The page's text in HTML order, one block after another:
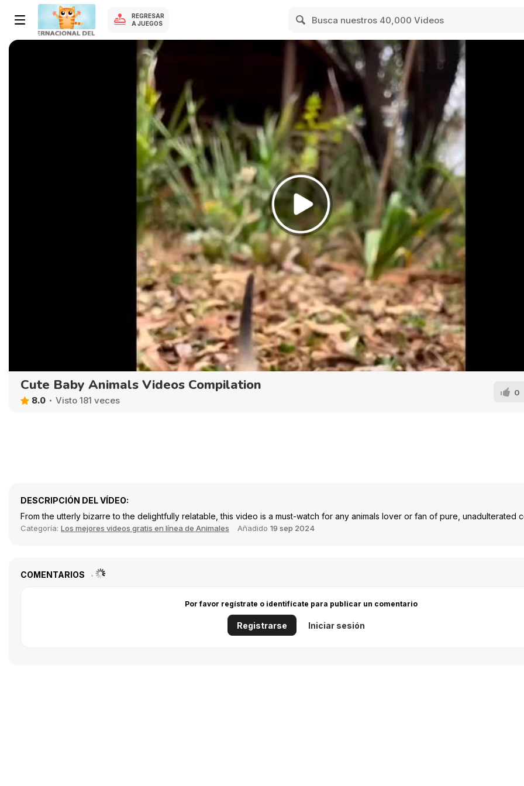
REGRESAR
A JUEGOS
Cute Baby Animals Videos Compilation
8.0 Visto 181 veces
0
DESCRIPCIÓN DEL VÍDEO:
From the utterly bizarre to the delightfully relatable, this video is a must-watch for any animals lover or fan of pure, unadulterated
Categoría: Los mejores videos gratis en línea de Animales Añadido 19 sep 2024
COMENTARIOS
Por favor regístrate o identifícate para publicar un comentario
Registrarse Iniciar sesión